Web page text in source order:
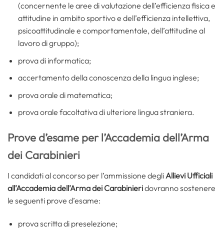
(concernente le aree di valutazione dell’efficienza fisica e
attitudine in ambito sportivo e dell’efficienza intellettiva,
psicoattitudinale e comportamentale, dell’attitudine al
lavoro di gruppo);
prova di informatica;
accertamento della conoscenza della lingua inglese;
prova orale di matematica;
prova orale facoltativa di ulteriore lingua straniera.
Prove d’esame per l’Accademia dell’Arma
dei Carabinieri
I candidati al concorso per l’ammissione degliAllievi Ufficiali
all’Accademia dell’Arma dei Carabinieridovranno sostenere
le seguenti prove d’esame:
prova scritta di preselezione;